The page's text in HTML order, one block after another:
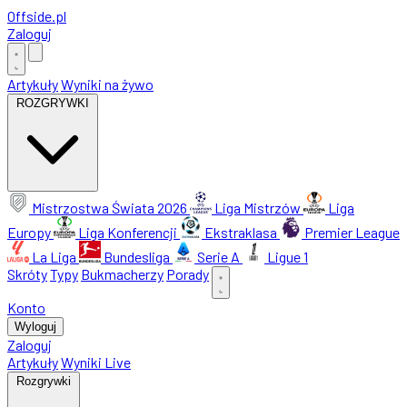
Offside.pl
Zaloguj
ArtykułyWyniki na żywo
ROZGRYWKI
Mistrzostwa Świata 2026 Liga Mistrzów
Liga
Europy
Liga Konferencji Ekstraklasa
Premier League
La Liga
Bundesliga Serie A
Ligue 1
SkrótyTypy Bukmacherzy Porady
Konto
Wyloguj
Zaloguj
ArtykułyWyniki Live
Rozgrywki